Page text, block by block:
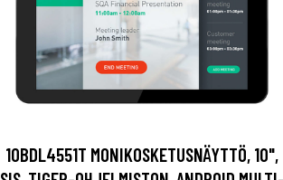
10BDL4551T MONIKOSKETUSNÄYTTÖ, 10",